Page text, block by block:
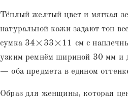
Тёплый желтый цвет и мягкая
натуральной кожи задают тон
сумка 34×33×11 см с
узким ремнём шириной 30 мм и
— оба предмета в едином
Образ для женщины, которая